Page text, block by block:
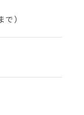
）